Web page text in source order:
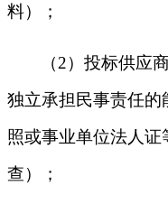
料）；
（2）投标供应
独立承担民事责任的
照或事业单位法人
查）；